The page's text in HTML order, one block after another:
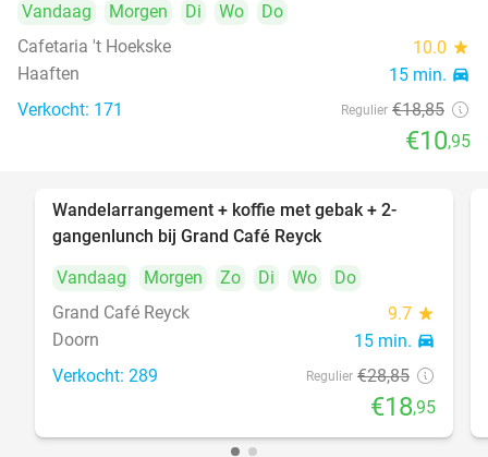
Vandaag Morgen Di Wo
Do
Cafetaria 't Hoekske
10.0 star
Haaften 15 min. directions_car
Verkocht: 171 Regulier €18,85
€10,95
Wandelarrangement + koffie met gebak + 2-
gangenlunch bij Grand Café Reyck
Vandaag
Morgen Zo Di Wo
Do
Grand Café Reyck
9.7 star
Doorn 15 min. directions_car
Verkocht: 289 Regulier €28,85
€18,95